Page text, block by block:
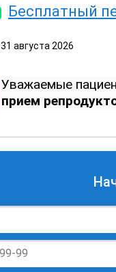
Бесплатный
31 августа 2026
Уважаемые
прием